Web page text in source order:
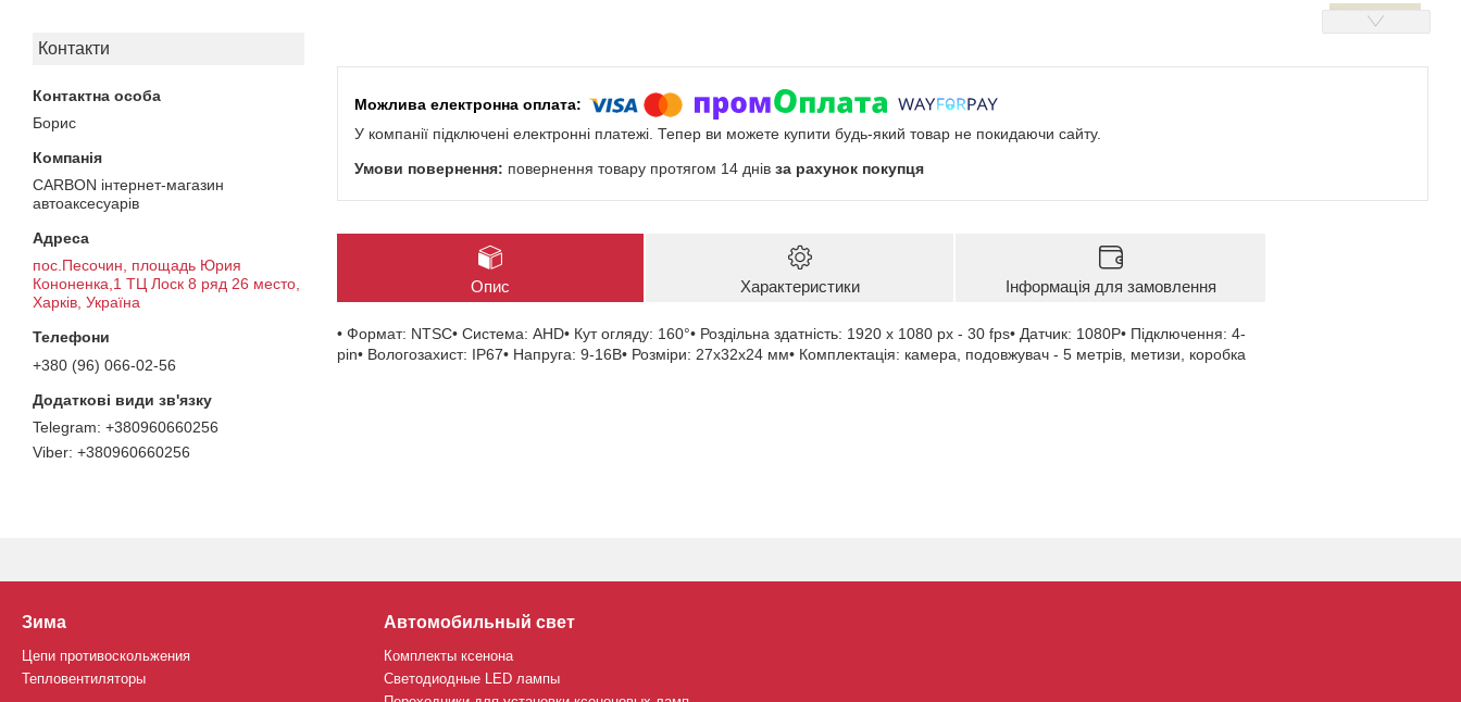
Контакти
Борис
CARBON інтернет-магазин
автоаксесуарів
пос.Песочин, площадь Юрия
Кононенка,1 ТЦ Лоск 8 ряд 26 место,
Харків, Україна
+380 (96) 066-02-56
+380960660256
+380960660256
У компанії підключені електронні платежі. Тепер ви можете купити будь-який товар не покидаючи сайту.
повернення товару протягом 14 днів за рахунок покупця
Опис Характеристики Інформація для замовлення
• Формат: NTSC• Система: AHD• Кут огляду: 160°• Роздільна здатність: 1920 x 1080 px - 30 fps• Датчик: 1080P• Підключення: 4-
pin• Вологозахист: IP67• Напруга: 9-16В• Розміри: 27х32х24 мм• Комплектація: камера, подовжувач - 5 метрів, метизи, коробка
Зима
Цепи противоскольжения
Тепловентиляторы
Автомобильный свет
Комплекты ксенона
Светодиодные LED лампы